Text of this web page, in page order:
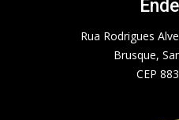
Rua Rodrigues
Brusque,
CEP